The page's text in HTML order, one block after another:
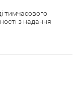
тимчасового
з надання